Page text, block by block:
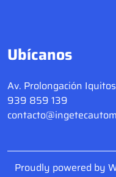
Ubícanos
Av. Prolongación
939 859 139
Proudly powered by